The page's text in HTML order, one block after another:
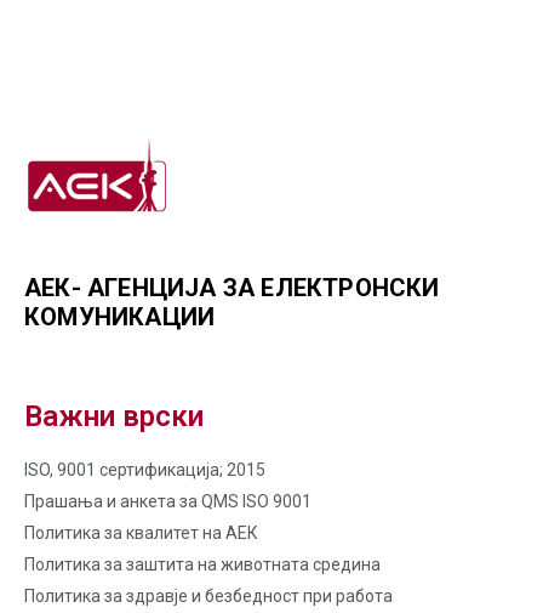
АЕК- АГЕНЦИЈА ЗА ЕЛЕКТРОНСКИ
КОМУНИКАЦИИ
Важни врски
ISO, 9001 сертификација; 2015
Прашања и анкета за QMS ISO 9001
Политика за квалитет на AЕК
Политика за заштита на животната средина
Политика за здравје и безбедност при работа